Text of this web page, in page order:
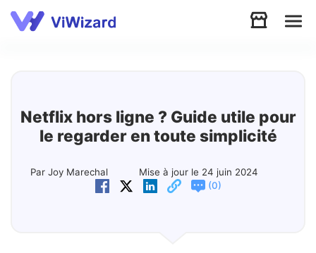
Netflix hors ligne ? Guide utile pour
le regarder en toute simplicité
Par Joy Marechal
Mise à jour le 24 juin 2024
(0)